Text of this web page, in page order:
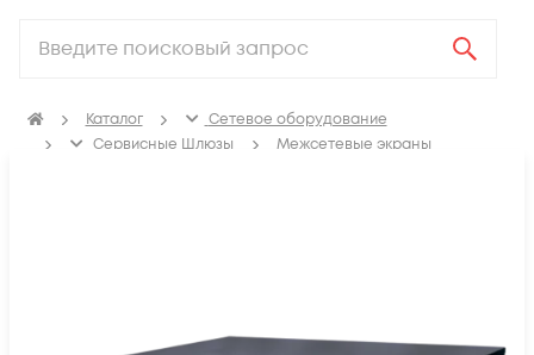
Каталог
Сетевое оборудование
Сервисные Шлюзы
Межсетевые экраны